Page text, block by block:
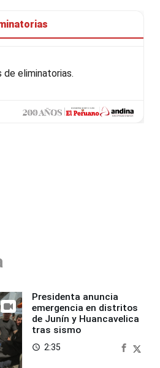
Presidenta anuncia
emergencia en distritos
de Junín y Huancavelica
tras sismo
access_time 2:35